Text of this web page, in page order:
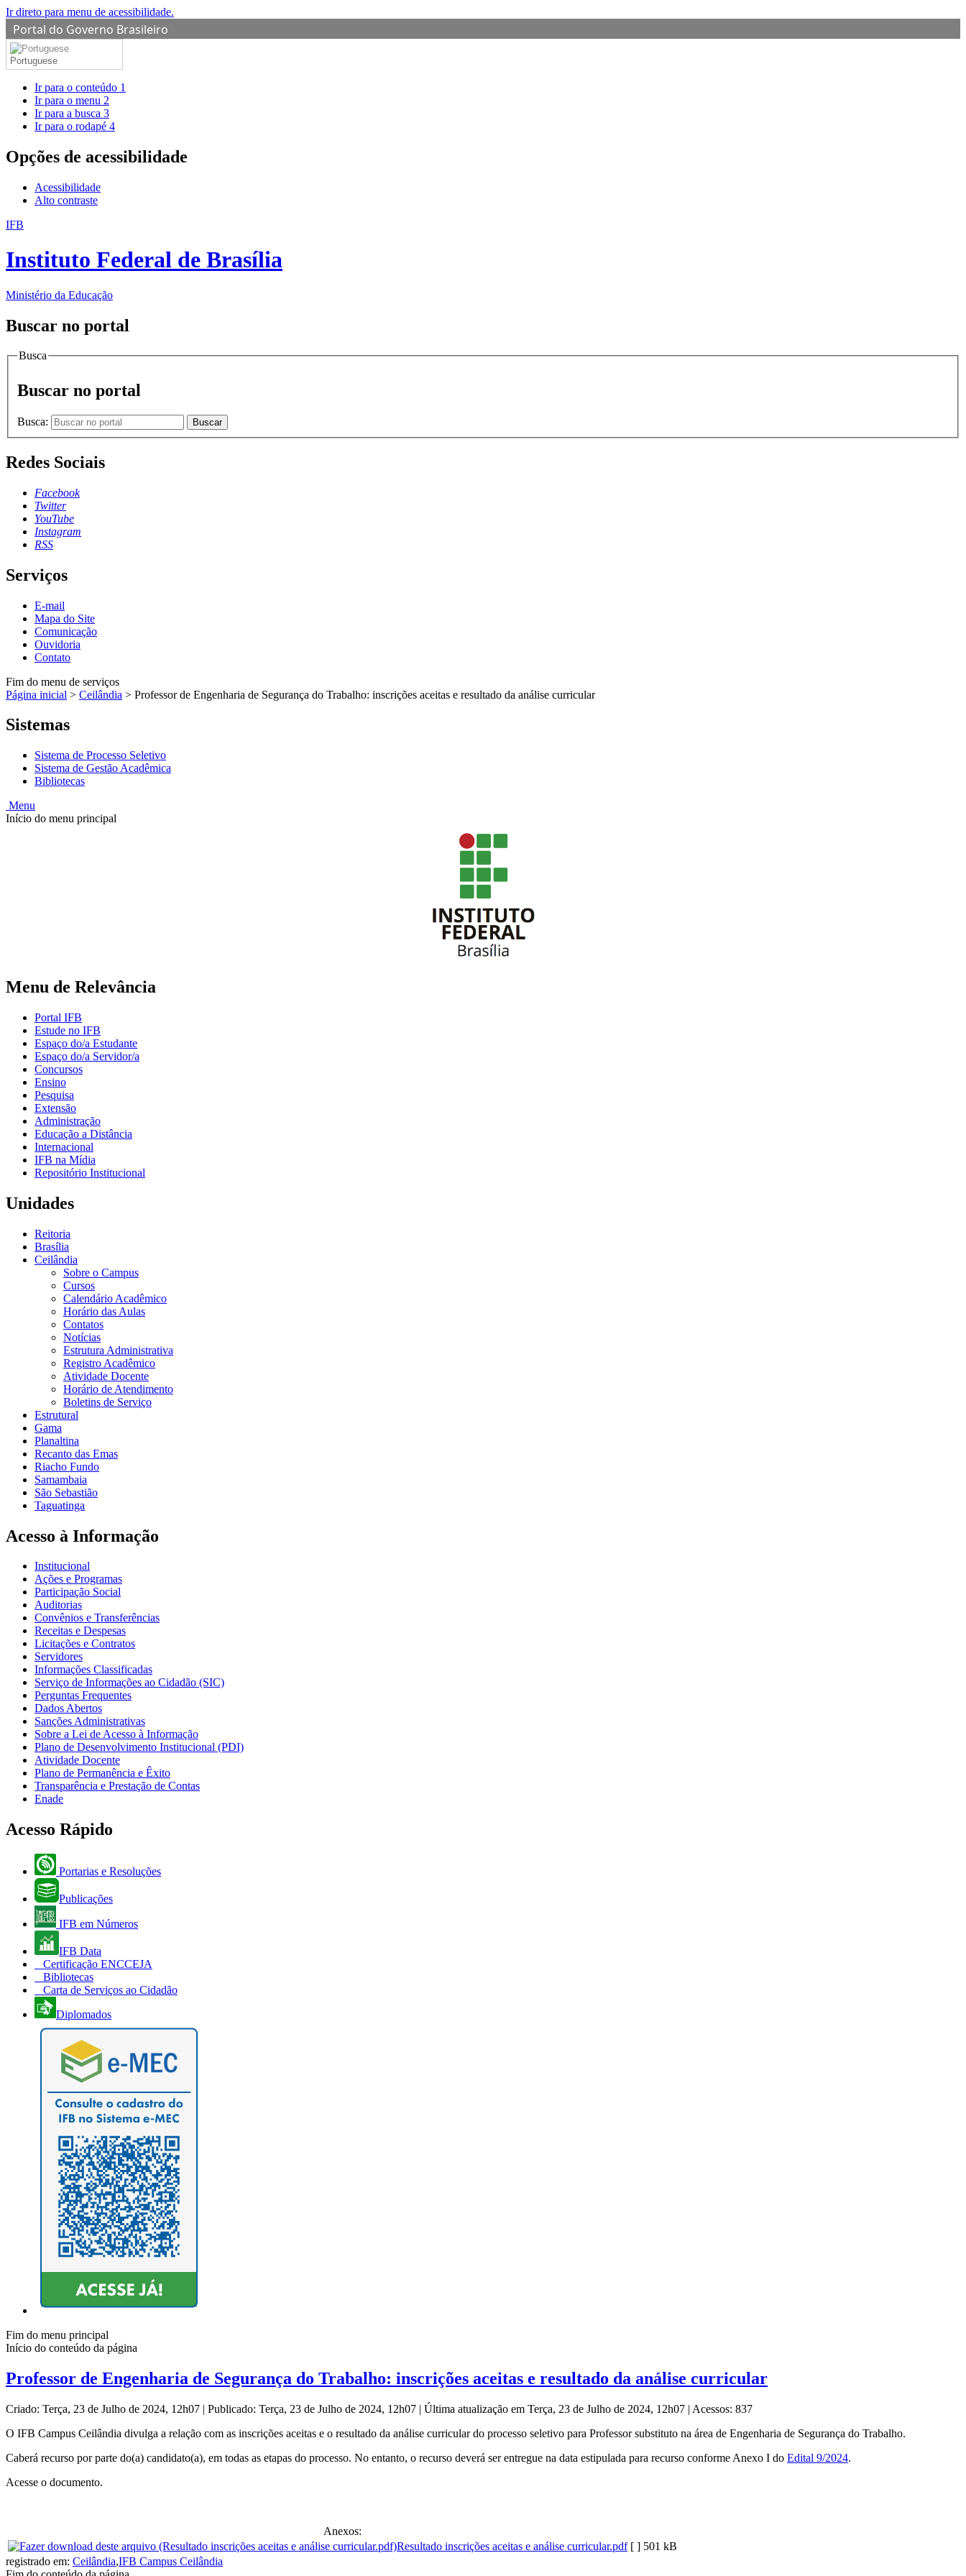
Ir direto para menu de acessibilidade.
Portal do Governo Brasileiro
Portuguese
Ir para o conteúdo 1
Ir para o menu 2
Ir para a busca 3
Ir para o rodapé 4
Opções de acessibilidade
Acessibilidade
Alto contraste
IFB
Instituto Federal de Brasília
Ministério da Educação
Buscar no portal
Busca
Buscar no portal
Busca: Buscar
Redes Sociais
Facebook
Twitter
YouTube
Instagram
RSS
Serviços
E-mail
Mapa do Site
Comunicação
Ouvidoria
Contato
Fim do menu de serviços
Página inicial > Ceilândia > Professor de Engenharia de Segurança do Trabalho: inscrições aceitas e resultado da análise curricular
Sistemas
Sistema de Processo Seletivo
Sistema de Gestão Acadêmica
Bibliotecas
Menu
Início do menu principal
Menu de Relevância
Portal IFB
Estude no IFB
Espaço do/a Estudante
Espaço do/a Servidor/a
Concursos
Ensino
Pesquisa
Extensão
Administração
Educação a Distância
Internacional
IFB na Mídia
Repositório Institucional
Unidades
Reitoria
Brasília
Ceilândia
Sobre o Campus
Cursos
Calendário Acadêmico
Horário das Aulas
Contatos
Notícias
Estrutura Administrativa
Registro Acadêmico
Atividade Docente
Horário de Atendimento
Boletins de Serviço
Estrutural
Gama
Planaltina
Recanto das Emas
Riacho Fundo
Samambaia
São Sebastião
Taguatinga
Acesso à Informação
Institucional
Ações e Programas
Participação Social
Auditorias
Convênios e Transferências
Receitas e Despesas
Licitações e Contratos
Servidores
Informações Classificadas
Serviço de Informações ao Cidadão (SIC)
Perguntas Frequentes
Dados Abertos
Sanções Administrativas
Sobre a Lei de Acesso à Informação
Plano de Desenvolvimento Institucional (PDI)
Atividade Docente
Plano de Permanência e Êxito
Transparência e Prestação de Contas
Enade
Acesso Rápido
Portarias e Resoluções
Publicações
IFB em Números
IFB Data
Certificação ENCCEJA
Bibliotecas
Carta de Serviços ao Cidadão
Diplomados
Fim do menu principal
Início do conteúdo da página
Professor de Engenharia de Segurança do Trabalho: inscrições aceitas e resultado da análise curricular
Criado: Terça, 23 de Julho de 2024, 12h07 | Publicado: Terça, 23 de Julho de 2024, 12h07 | Última atualização em Terça, 23 de Julho de 2024, 12h07 | Acessos: 837
O IFB Campus Ceilândia divulga a relação com as inscrições aceitas e o resultado da análise curricular do processo seletivo para Professor substituto na área de Engenharia de Segurança do Trabalho.
Caberá recurso por parte do(a) candidato(a), em todas as etapas do processo. No entanto, o recurso deverá ser entregue na data estipulada para recurso conforme Anexo I do Edital 9/2024.
Acesse o documento.
Anexos:
Resultado inscrições aceitas e análise curricular.pdf [ ] 501 kB
registrado em: Ceilândia,IFB Campus Ceilândia